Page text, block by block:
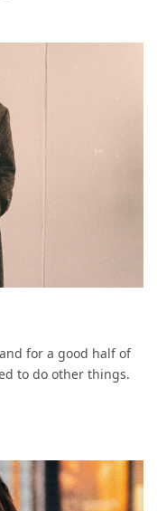
for a good half of
to do other things.